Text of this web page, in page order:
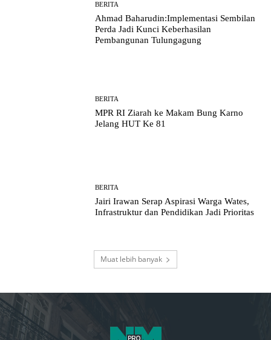
BERITA
Ahmad Baharudin:Implementasi Sembilan
Perda Jadi Kunci Keberhasilan
Pembangunan Tulungagung
BERITA
MPR RI Ziarah ke Makam Bung Karno
Jelang HUT Ke 81
BERITA
Jairi Irawan Serap Aspirasi Warga Wates,
Infrastruktur dan Pendidikan Jadi Prioritas
Muat lebih banyak